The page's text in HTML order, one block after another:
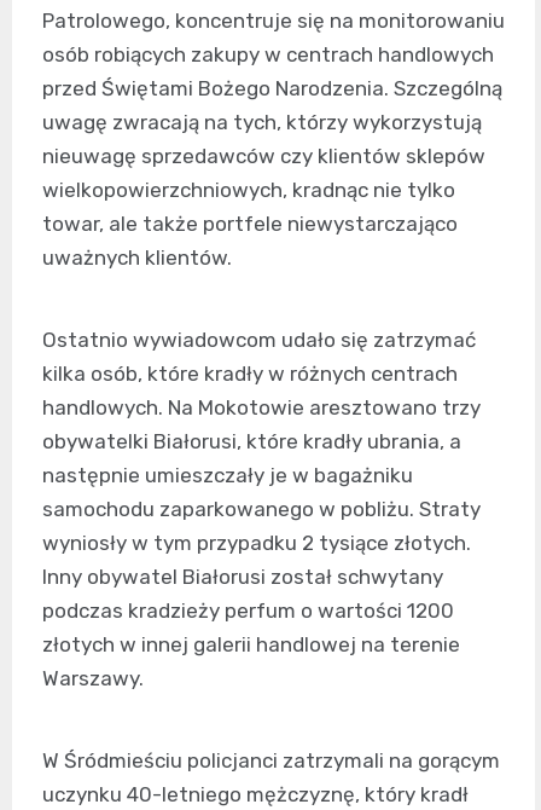
Patrolowego, koncentruje się na monitorowaniu
osób robiących zakupy w centrach handlowych
przed Świętami Bożego Narodzenia. Szczególną
uwagę zwracają na tych, którzy wykorzystują
nieuwagę sprzedawców czy klientów sklepów
wielkopowierzchniowych, kradnąc nie tylko
towar, ale także portfele niewystarczająco
uważnych klientów.
Ostatnio wywiadowcom udało się zatrzymać
kilka osób, które kradły w różnych centrach
handlowych. Na Mokotowie aresztowano trzy
obywatelki Białorusi, które kradły ubrania, a
następnie umieszczały je w bagażniku
samochodu zaparkowanego w pobliżu. Straty
wyniosły w tym przypadku 2 tysiące złotych.
Inny obywatel Białorusi został schwytany
podczas kradzieży perfum o wartości 1200
złotych w innej galerii handlowej na terenie
Warszawy.
W Śródmieściu policjanci zatrzymali na gorącym
uczynku 40-letniego mężczyznę, który kradł